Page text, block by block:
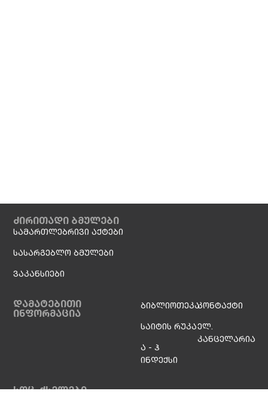
ძირითადი ბმულები
სამართლებრივი აქტები
სასარგებლო ბმულები
ვაკანსიები
დამატებითი
ინფორმაცია
ბიბლიოთეკა
საიტის რუკა
ა - ჰ
ინდექსი
კონტაქტი
ელ.
კანცელარია
სოც. ქსელები